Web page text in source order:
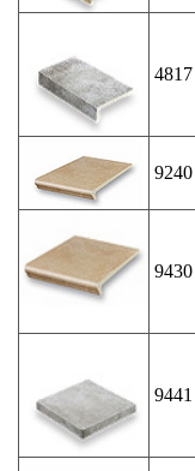
4817
9240
9430
9441